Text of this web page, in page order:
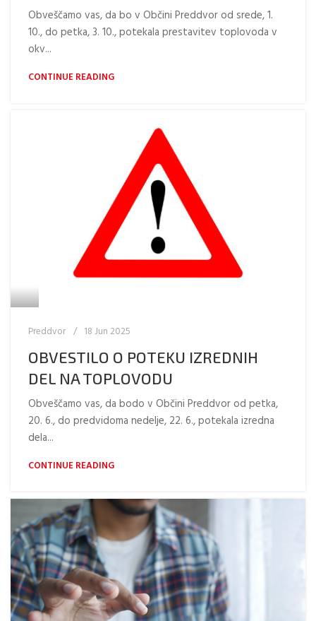
Obveščamo vas, da bo v Občini Preddvor od srede, 1.
10., do petka, 3. 10., potekala prestavitev toplovoda v
okv...
CONTINUE READING
Preddvor 18 Jun 2025
OBVESTILO O POTEKU IZREDNIH
DEL NA TOPLOVODU
Obveščamo vas, da bodo v Občini Preddvor od petka,
20. 6., do predvidoma nedelje, 22. 6., potekala izredna
dela...
CONTINUE READING